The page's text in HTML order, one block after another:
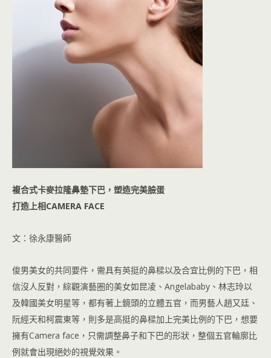
複合式卡麥拉隆鼻墊下巴，塑造完美臉蛋
打造上相CAMERA FACE
文：徐永康醫師
俊男美女的共同要件，需具有英挺的鼻樑以及合宜比例的下巴，相
信沒人反對，綜觀演藝圈的美女如昆凌、Angelababy、林志玲以
及韓國美女明星等，都有著上鏡頭的立體五官，而男藝人趙又廷、
阮經天和柯震東等，則多是高挺的鼻樑加上完美比例的下巴，想要
擁有Camera face，只需調整鼻子和下巴的形狀，整個五官輪廓比
例就會出現絕妙的視覺效果。